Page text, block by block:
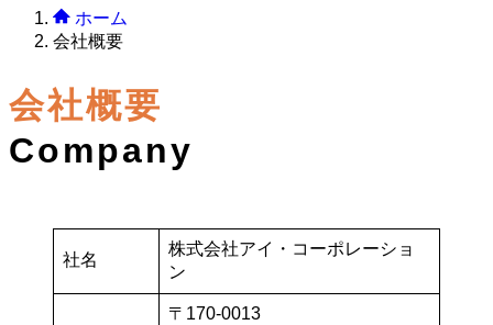
ホーム
会社概要
会社概要
Company
社名
株式会社アイ・コーポレーショ
ン
〒170-0013